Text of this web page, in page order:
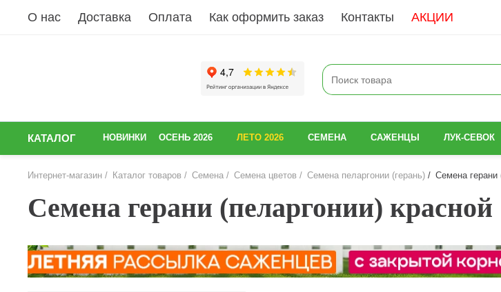
О нас Доставка Оплата Как оформить заказ Контакты АКЦИИ
КАТАЛОГ НОВИНКИ ОСЕНЬ 2026 ЛЕТО 2026 СЕМЕНА САЖЕНЦЫ ЛУК-СЕВОК
Интернет-магазин Каталог товаров Семена Семена цветов Семена пеларгонии (герань) Семена герани
Семена герани (пеларгонии) красной